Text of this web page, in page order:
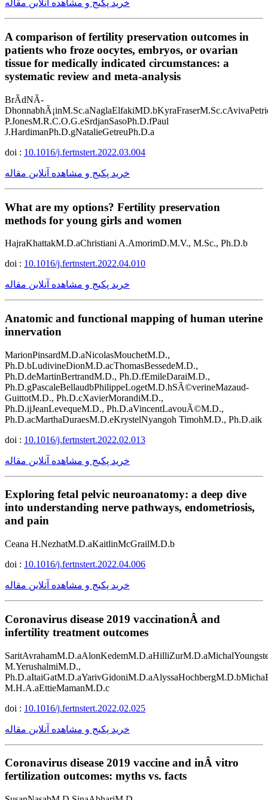
خرید پکیج و مشاهده آنلاین مقاله
A comparison of fertility preservation outcomes in
patients who froze oocytes, embryos, or ovarian
tissue for medically indicated circumstances: a
systematic review and meta-analysis
BrÃ­dNÃ­
P.JonesM.R.C.O.G.eSrdjanSasoPh.D.fPaul
J.HardimanPh.D.gNatalieGetreuPh.D.a
doi : 10.1016/j.fertnstert.2022.03.004
خرید پکیج و مشاهده آنلاین مقاله
What are my options? Fertility preservation
methods for young girls and women
HajraKhattakM.D.aChristiani A.AmorimD.M.V., M.Sc., Ph.D.b
doi : 10.1016/j.fertnstert.2022.04.010
خرید پکیج و مشاهده آنلاین مقاله
Anatomic and functional mapping of human uterine
innervation
MarionPinsardM.D.aNicolasMouchetM.D.,
Ph.D.bLudivineDionM.D.acThomasBessedeM.D.,
Ph.D.deMartinBertrandM.D., Ph.D.fEmileDaraiM.D.,
Ph.D.gPascaleBellaudbPhilippeLogetM.D.hSÃ©verineMazaud-
GuittotM.D., Ph.D.cXavierMorandiM.D.,
Ph.D.ijJeanLevequeM.D., Ph.D.aVincentLavouÃ©M.D.,
Ph.D.acMarthaDuraesM.D.eKrystelNyangoh TimohM.D., Ph.D.aik
doi : 10.1016/j.fertnstert.2022.02.013
خرید پکیج و مشاهده آنلاین مقاله
Exploring fetal pelvic neuroanatomy: a deep dive
into understanding nerve pathways, endometriosis,
and pain
Ceana H.NezhatM.D.aKaitlinMcGrailM.D.b
doi : 10.1016/j.fertnstert.2022.04.006
خرید پکیج و مشاهده آنلاین مقاله
Coronavirus disease 2019 vaccinationÂ and
infertility treatment outcomes
M.YerushalmiM.D.,
M.H.A.aEttieMamanM.D.c
doi : 10.1016/j.fertnstert.2022.02.025
خرید پکیج و مشاهده آنلاین مقاله
Coronavirus disease 2019 vaccine and inÂ vitro
fertilization outcomes: myths vs. facts